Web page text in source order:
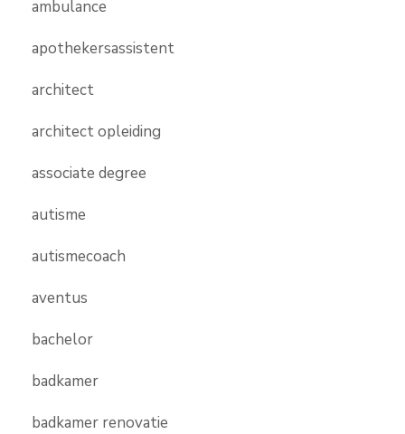
ambulance
apothekersassistent
architect
architect opleiding
associate degree
autisme
autismecoach
aventus
bachelor
badkamer
badkamer renovatie